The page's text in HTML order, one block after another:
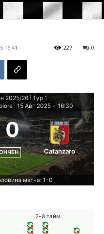
16:41 0
227
2025/26 Тур 1
15 Авг 2025 - 16:30
0
Catanzaro
матча: 1-0
2-й тайм